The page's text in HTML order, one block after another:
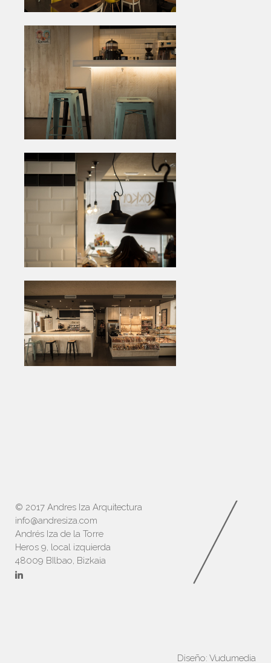
© 2017 Andres Iza Arquitectura
info@andresiza.com
Andrés Iza de la Torre
Heros 9, local izquierda
48009 BIlbao, Bizkaia
Diseño: Vudumedia